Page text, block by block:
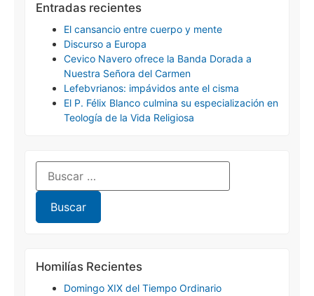
Entradas recientes
El cansancio entre cuerpo y mente
Discurso a Europa
Cevico Navero ofrece la Banda Dorada a
Nuestra Señora del Carmen
Lefebvrianos: impávidos ante el cisma
El P. Félix Blanco culmina su especialización en
Teología de la Vida Religiosa
Homilías Recientes
Domingo XIX del Tiempo Ordinario